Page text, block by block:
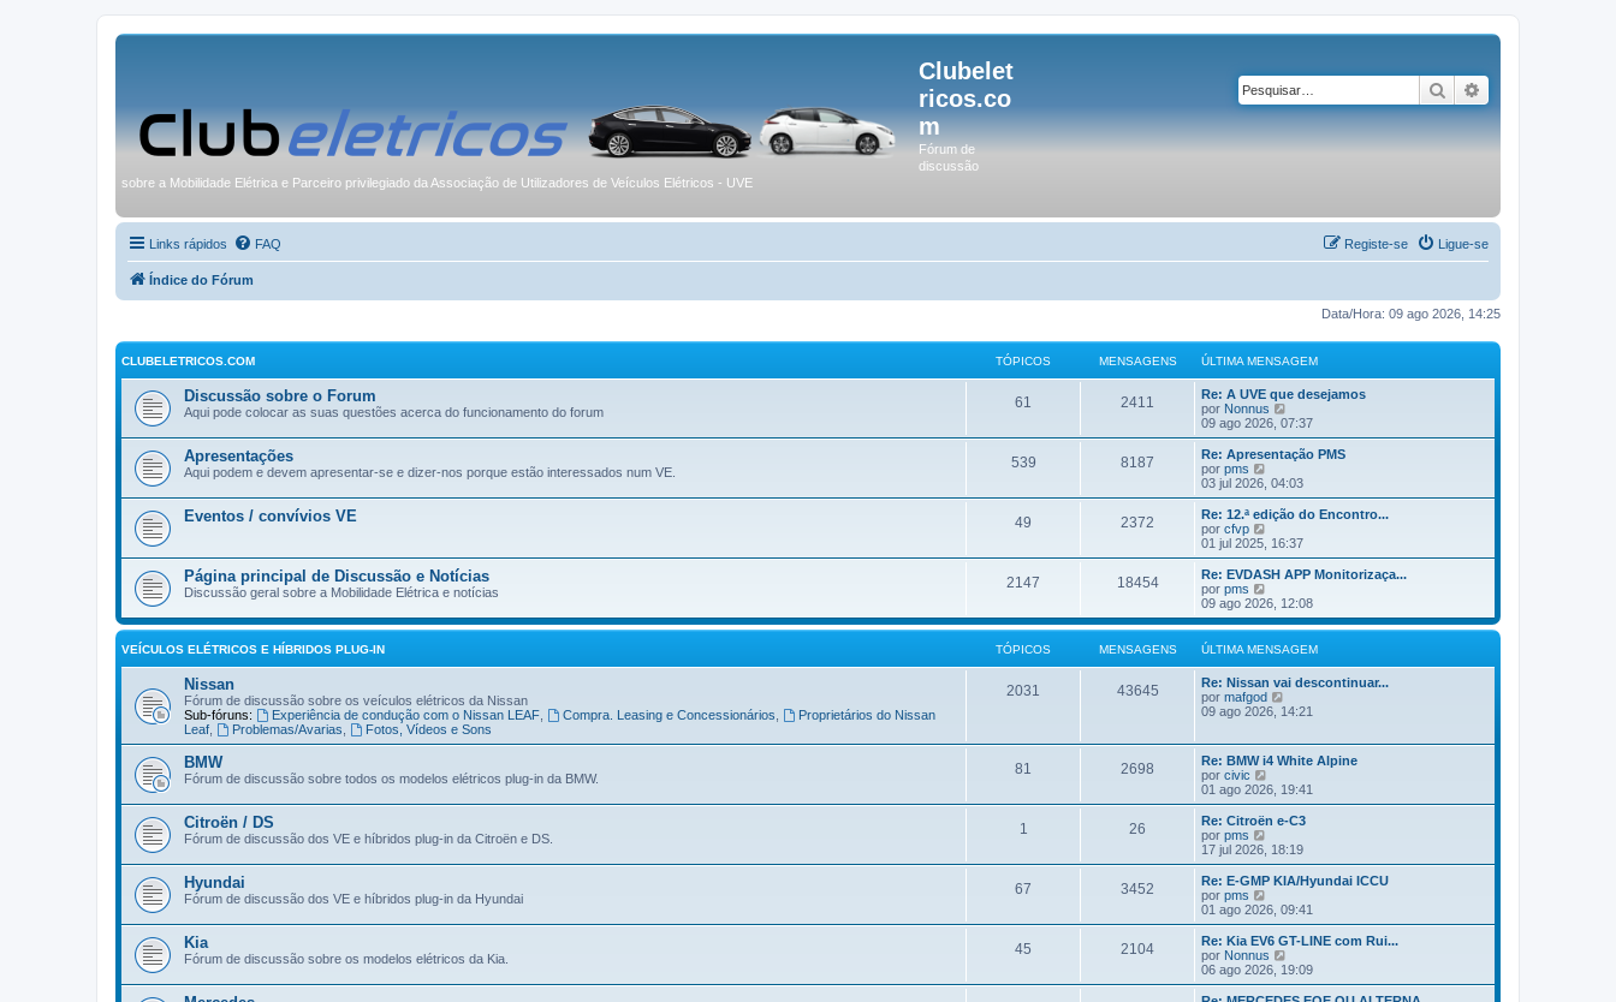
Clubelet
ricos.co
m
Fórum de
discussão
sobre a Mobilidade Elétrica e Parceiro privilegiado da Associação de Utilizadores de Veículos Elétricos - UVE
Pesquisar
Links rápidos FAQ Ligue-se
Registe-se
Índice do Fórum
Data/Hora: 09 ago 2026, 14:25
CLUBELETRICOS.COM TÓPICOS MENSAGENS ÚLTIMA MENSAGEM
Discussão sobre o Forum
Aqui pode colocar as suas questões acerca do funcionamento do forum
61 2411
Re: A UVE que desejamos
por Nonnus
e
j
a
a
ú
i
m
a
e
s
a
e
m
09 ago 2026, 07:37
Apresentações
Aqui podem e devem apresentar-se e dizer-nos porque estão interessados num VE.
539 8187
Re: Apresentação PMS
por pms
e
j
a
ú
t
i
m
a
M
n
s
a
g
e
03 jul 2026, 04:03
Eventos / convívios VE 49 2372
Re: 12.ª edição do Encontro...
por cfvp
e
j
a
ú
t
i
m
a
M
e
n
a
g
m
01 jul 2025, 16:37
Página principal de Discussão e Notícias
Discussão geral sobre a Mobilidade Elétrica e notícias
2147 18454
Re: EVDASH APP Monitorizaça...
por pms
e
j
a
a
t
i
m
M
e
s
a
g
m
09 ago 2026, 12:08
VEÍCULOS ELÉTRICOS E HÍBRIDOS PLUG-IN TÓPICOS MENSAGENS ÚLTIMA MENSAGEM
Nissan
Fórum de discussão sobre os veículos elétricos da Nissan
Sub-fóruns:
Experiência de condução com o Nissan LEAF, Compra. Leasing e Concessionários
Proprietários do Nissan
Leaf
Problemas/Avarias Fotos, Vídeos e Sons
2031 43645
Re: Nissan vai descontinuar...
por mafgod
e
a
ú
l
t
i
m
M
e
n
a
g
e
m
09 ago 2026, 14:21
BMW
Fórum de discussão sobre todos os modelos elétricos plug-in da BMW.
81 2698
Re: BMW i4 White Alpine
por civic
e
j
a
ú
t
m
a
e
n
s
a
01 ago 2026, 19:41
Citroën / DS
Fórum de discussão dos VE e híbridos plug-in da Citroën e DS.
1 26
Re: Citroën e-C3
por pms
e
j
a
ú
t
i
m
a
17 jul 2026, 18:19
Hyundai
Fórum de discussão dos VE e híbridos plug-in da Hyundai
67 3452
Re: E-GMP KIA/Hyundai ICCU
por pms
e
j
a
a
ú
t
01 ago 2026, 09:41
Kia
Fórum de discussão sobre os modelos elétricos da Kia.
45 2104
Re: Kia EV6 GT-LINE com Rui...
por Nonnus
e
j
a
06 ago 2026, 19:09